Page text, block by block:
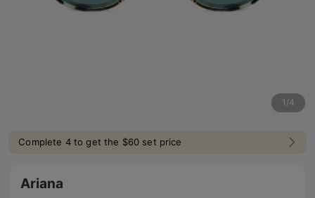
1 /4
Complete 4 to get the $60 set price
Ariana